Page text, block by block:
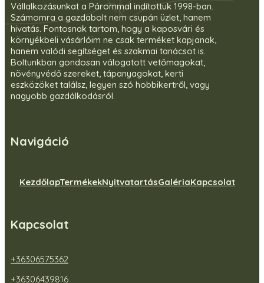
Vállalkozásunkat a Párommal indítottuk 1998-ban.
Számomra a gazdabolt nem csupán üzlet, hanem
hivatás. Fontosnak tartom, hogy a kaposvári és
környékbeli vásárlóim ne csak terméket kapjanak,
hanem valódi segítséget és szakmai tanácsot is.
Boltunkban gondosan válogatott vetőmagokat,
növényvédő szereket, tápanyagokat, kerti
eszközöket találsz, legyen szó hobbikertről, vagy
nagyobb gazdálkodásról.
Navigáció
KezdőlapTermékekNyitvatartásGalériaKapcsolat
Kapcsolat
+36306575362
+36306439816